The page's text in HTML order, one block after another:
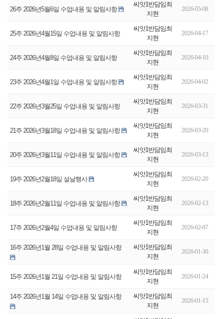
26주 2026년5월6일 수업내용 및 알림사항
씨앗1반담임최
지현
2026-05-08
25주 2026년4월15일 수업내용 및 알림사항
씨앗1반담임최
지현
2026-04-17
24주 2026년4월8일 수업내용 및 알림사항
씨앗1반담임최
지현
2026-04-10
23주 2026년4월1일 수업내용 및 알림사항
씨앗1반담임최
지현
2026-04-02
22주 2026년3월25일 수업내용 및 알림사항
씨앗1반담임최
지현
2026-03-31
21주 2026년3월18일 수업내용 및 알림사항
씨앗1반담임최
지현
2026-03-20
20주 2026년3월11일 수업내용 및 알림사항
씨앗1반담임최
지현
2026-03-13
19주 2026년2월18일 설날행사
씨앗1반담임최
지현
2026-02-20
18주 2026년2월11일 수업내용 및 알림사항
씨앗1반담임최
지현
2026-02-13
17주 2026년2월4일 수업내용 및 알림사항
씨앗1반담임최
지현
2026-02-07
16주 2026년1월 28일 수업내용 및 알림사항
씨앗1반담임최
지현
2026-01-30
15주 2026년1월 21일 수업내용 및 알림사항
씨앗1반담임최
지현
2026-01-24
14주 2026년1월 14일 수업내용 및 알림사항
씨앗1반담임최
지현
2026-01-15